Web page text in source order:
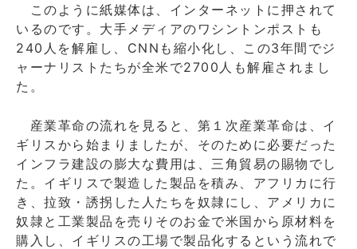
このように紙媒体は、インターネットに押されて
いるのです。大手メディアのワシントンポストも
240人を解雇し、CNNも縮小化し、この3年間でジ
ャーナリストたちが全米で2700人も解雇されまし
た。
産業革命の流れを見ると、第１次産業革命は、イ
ギリスから始まりましたが、そのために必要だった
インフラ建設の膨大な費用は、三角貿易の賜物でし
た。イギリスで製造した製品を積み、アフリカに行
き、拉致・誘拐した人たちを奴隷にし、アメリカに
奴隷と工業製品を売りそのお金で米国から原材料を
購入し、イギリスの工場で製品化するという流れで